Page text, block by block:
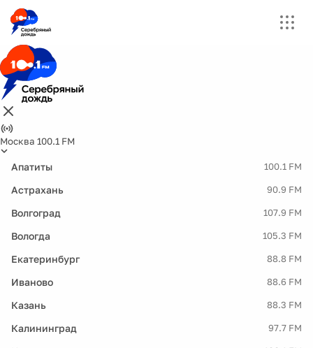
Москва 100.1 FM
Апатиты 100.1 FM
Астрахань 90.9 FM
Волгоград 107.9 FM
Вологда 105.3 FM
Екатеринбург 88.8 FM
Иваново 88.6 FM
Казань 88.3 FM
Калининград 97.7 FM